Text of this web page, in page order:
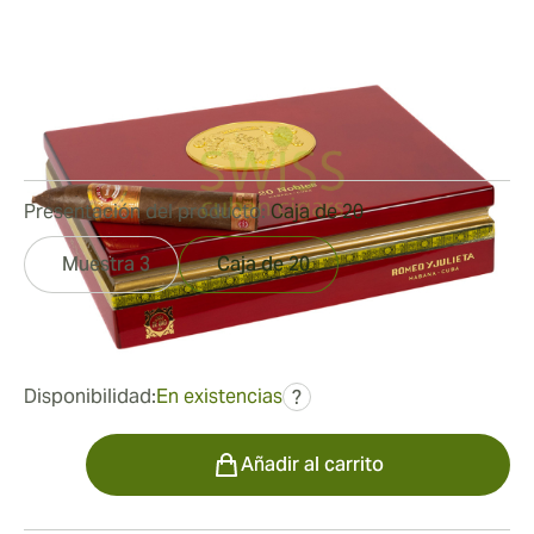
137 mm / 5.38 pulgadas
Reseñas
465,68 € fue
Disponibilidad:En existencias ?
Presentación del producto:Caja de 20
Muestra 3 Caja de 20
Cantidad
Añadir al carrito